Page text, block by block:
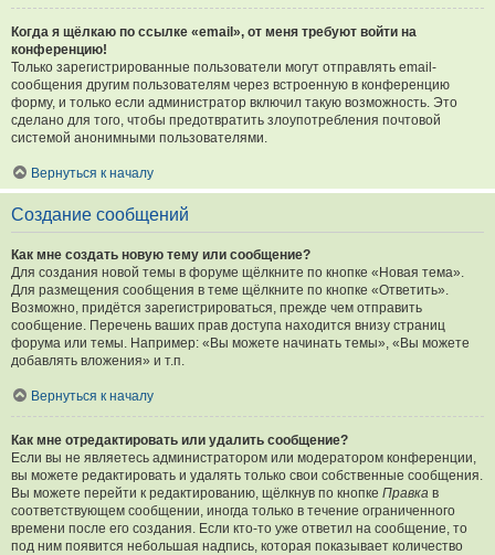
Когда я щёлкаю по ссылке «email», от меня требуют войти на
конференцию!
Только зарегистрированные пользователи могут отправлять email-
сообщения другим пользователям через встроенную в конференцию
форму, и только если администратор включил такую возможность. Это
сделано для того, чтобы предотвратить злоупотребления почтовой
системой анонимными пользователями.
Вернуться к началу
Создание сообщений
Как мне создать новую тему или сообщение?
Для создания новой темы в форуме щёлкните по кнопке «Новая тема».
Для размещения сообщения в теме щёлкните по кнопке «Ответить».
Возможно, придётся зарегистрироваться, прежде чем отправить
сообщение. Перечень ваших прав доступа находится внизу страниц
форума или темы. Например: «Вы можете начинать темы», «Вы можете
добавлять вложения» и т.п.
Вернуться к началу
Как мне отредактировать или удалить сообщение?
Если вы не являетесь администратором или модератором конференции,
вы можете редактировать и удалять только свои собственные сообщения.
Вы можете перейти к редактированию, щёлкнув по кнопке Правка в
соответствующем сообщении, иногда только в течение ограниченного
времени после его создания. Если кто-то уже ответил на сообщение, то
под ним появится небольшая надпись, которая показывает количество